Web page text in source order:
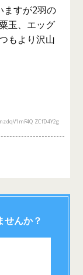
ますが2羽の
玉、エッグ
もより沢山
せんか？